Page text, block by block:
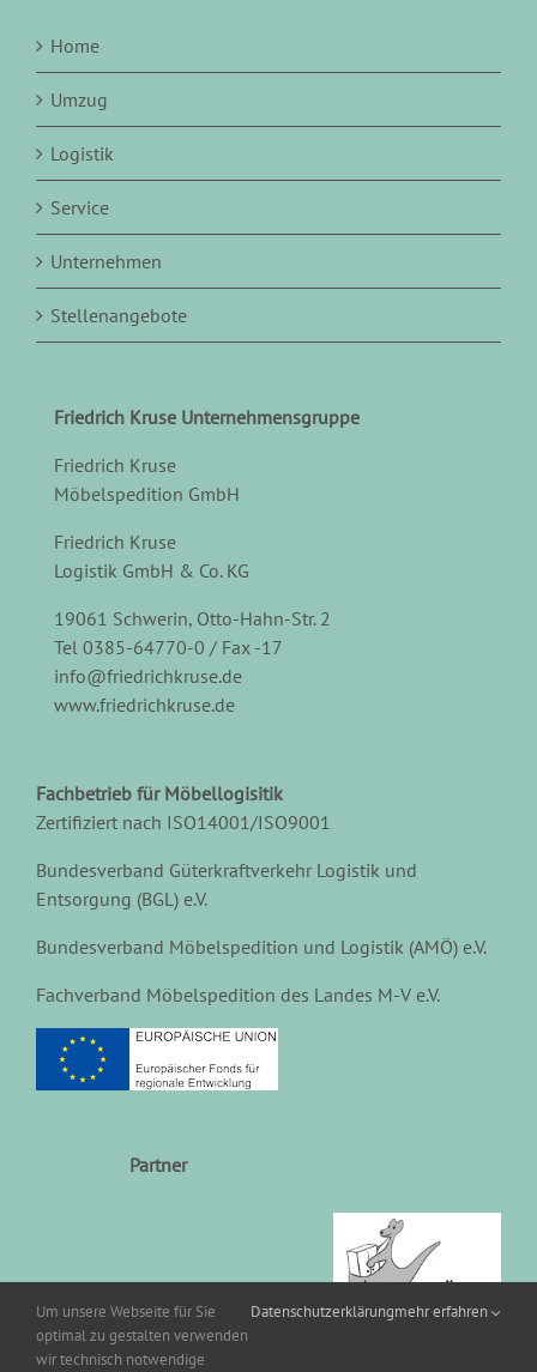
Home
Umzug
Logistik
Service
Unternehmen
Stellenangebote
Friedrich Kruse Unternehmensgruppe
Friedrich Kruse
Möbelspedition GmbH
Friedrich Kruse
Logistik GmbH & Co. KG
19061 Schwerin, Otto-Hahn-Str. 2
Tel 0385-64770-0 / Fax -17
info@friedrichkruse.de
www.friedrichkruse.de
Fachbetrieb für Möbellogisitik
Zertifiziert nach ISO14001/ISO9001
Bundesverband Güterkraftverkehr Logistik und
Entsorgung (BGL) e.V.
Bundesverband Möbelspedition und Logistik (AMÖ) e.V.
Fachverband Möbelspedition des Landes M-V e.V.
Partner
Um unsere Webseite für Sie
optimal zu gestalten verwenden
wir technisch notwendige
Datenschutzerklärungmehr erfahren